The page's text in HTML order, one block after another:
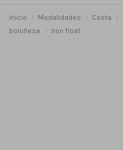
Inicio Modalidades Costa
boloñesa
Iron float